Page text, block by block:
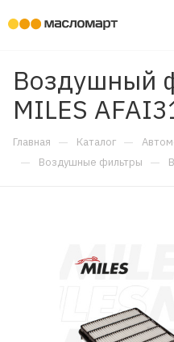
Воздушный
MILES
Главная — Каталог —
— Воздушные фильтры —